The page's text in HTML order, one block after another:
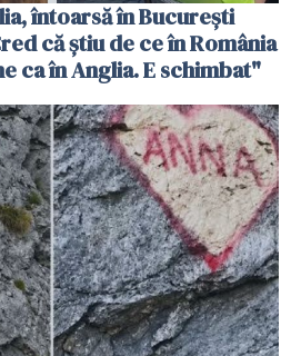
întoarsă în București
că știu de ce în România
ca în Anglia. E schimbat"